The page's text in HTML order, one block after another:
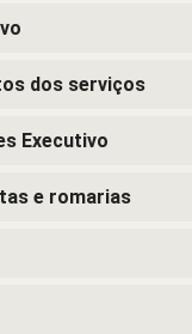
dos serviços
Executivo
e romarias